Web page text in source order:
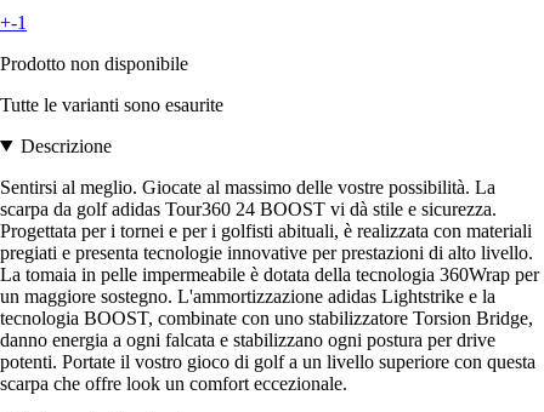
+-1
Prodotto non disponibile
Tutte le varianti sono esaurite
Descrizione
Sentirsi al meglio. Giocate al massimo delle vostre possibilità. La
scarpa da golf adidas Tour360 24 BOOST vi dà stile e sicurezza.
Progettata per i tornei e per i golfisti abituali, è realizzata con materiali
pregiati e presenta tecnologie innovative per prestazioni di alto livello.
La tomaia in pelle impermeabile è dotata della tecnologia 360Wrap per
un maggiore sostegno. L'ammortizzazione adidas Lightstrike e la
tecnologia BOOST, combinate con uno stabilizzatore Torsion Bridge,
danno energia a ogni falcata e stabilizzano ogni postura per drive
potenti. Portate il vostro gioco di golf a un livello superiore con questa
scarpa che offre look un comfort eccezionale.